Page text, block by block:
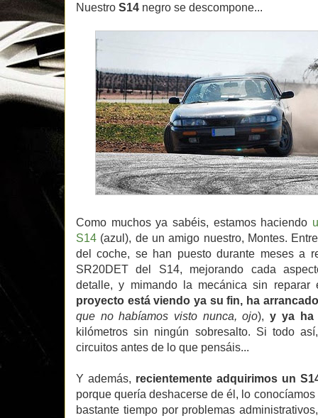
Nuestro S14 negro se descompone...
Como muchos ya sabéis, estamos haciendo
S14 (azul), de un amigo nuestro, Montes.
del coche, se han puesto durante meses a
SR20DET del S14, mejorando cada
detalle, y mimando la mecánica sin
proyecto está viendo ya su fin, ha
que no habíamos visto nunca, ojo),y ya ha
kilómetros sin ningún sobresalto. Si todo
circuitos antes de lo que pensáis...
Y además, recientemente adquirimos un
porque quería deshacerse de él, lo
bastante tiempo por problemas